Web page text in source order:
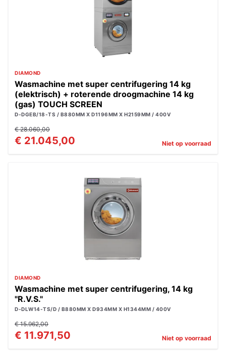
DIAMOND
Wasmachine met super centrifugering 14 kg
(elektrisch) + roterende droogmachine 14 kg
(gas) TOUCH SCREEN
D-DGEB/18-TS / B880MM X D1196MM X H2159MM / 400V
€ 28.060,00
€ 21.045,00 Niet op voorraad
DIAMOND
Wasmachine met super centrifugering, 14 kg
"R.V.S."
D-DLW14-TS/D / B880MM X D934MM X H1344MM / 400V
€ 15.962,00
€ 11.971,50 Niet op voorraad